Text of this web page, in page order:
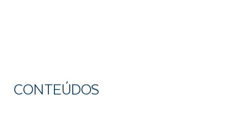
CONTEÚDOS